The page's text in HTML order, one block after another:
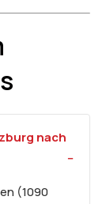
nach
(1090